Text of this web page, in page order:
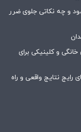
و چه نکاتی جلوی ضرر
و کلینیکی برای
نتایج واقعی و راه